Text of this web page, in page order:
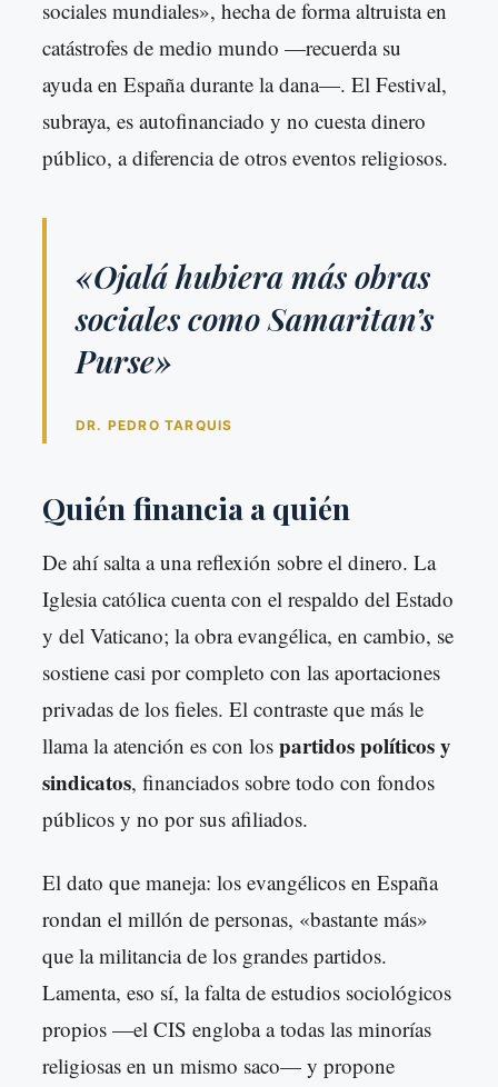
sociales mundiales», hecha de forma altruista en
catástrofes de medio mundo —recuerda su
ayuda en España durante la dana—. El Festival,
subraya, es autofinanciado y no cuesta dinero
público, a diferencia de otros eventos religiosos.
«Ojalá hubiera más obras
sociales como Samaritan’s
Purse»
DR. PEDRO TARQUIS
Quién financia a quién
De ahí salta a una reflexión sobre el dinero. La
Iglesia católica cuenta con el respaldo del Estado
y del Vaticano; la obra evangélica, en cambio, se
sostiene casi por completo con las aportaciones
privadas de los fieles. El contraste que más le
llama la atención es con los partidos políticos y
sindicatos, financiados sobre todo con fondos
públicos y no por sus afiliados.
El dato que maneja: los evangélicos en España
rondan el millón de personas, «bastante más»
que la militancia de los grandes partidos.
Lamenta, eso sí, la falta de estudios sociológicos
propios —el CIS engloba a todas las minorías
religiosas en un mismo saco— y propone